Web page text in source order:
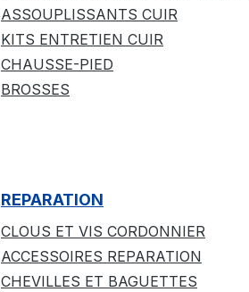
ASSOUPLISSANTS CUIR
KITS ENTRETIEN CUIR
CHAUSSE-PIED
BROSSES
REPARATION
CLOUS ET VIS CORDONNIER
ACCESSOIRES REPARATION
CHEVILLES ET BAGUETTES